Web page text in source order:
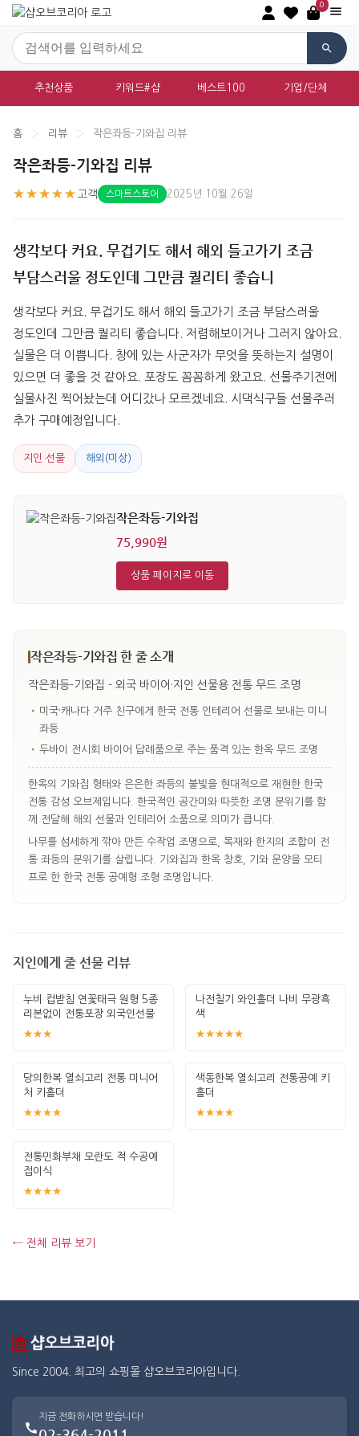
0
추천상품 키워드#샵 베스트100 기업/단체
홈 › 리뷰 › 작은좌등-기와집 리뷰
작은좌등-기와집 리뷰
★★★★★ 고객 스마트스토어 2025년 10월 26일
생각보다 커요. 무겁기도 해서 해외 들고가기 조금
부담스러울 정도인데 그만큼 퀄리티 좋습니
생각보다 커요. 무겁기도 해서 해외 들고가기 조금 부담스러울
정도인데 그만큼 퀄리티 좋습니다. 저렴해보이거나 그러지 않아요.
실물은 더 이쁩니다. 창에 있는 사군자가 무엇을 뜻하는지 설명이
있으면 더 좋을 것 같아요. 포장도 꼼꼼하게 왔고요. 선물주기전에
실물사진 찍어놨는데 어디갔나 모르겠네요. 시댁식구들 선물주러
추가 구매예정입니다.
지인 선물 해외(미상)
작은좌등-기와집
75,990원
상품 페이지로 이동
작은좌등-기와집 한 줄 소개
작은좌등-기와집 - 외국 바이어·지인 선물용 전통 무드 조명
• 미국·캐나다 거주 친구에게 한국 전통 인테리어 선물로 보내는 미니
좌등
• 두바이 전시회 바이어 답례품으로 주는 품격 있는 한옥 무드 조명
한옥의 기와집 형태와 은은한 좌등의 불빛을 현대적으로 재현한 한국
전통 감성 오브제입니다. 한국적인 공간미와 따뜻한 조명 분위기를 함
께 전달해 해외 선물과 인테리어 소품으로 의미가 큽니다.
나무를 섬세하게 깎아 만든 수작업 조명으로, 목재와 한지의 조합이 전
통 좌등의 분위기를 살립니다. 기와집과 한옥 창호, 기와 문양을 모티
프로 한 한국 전통 공예형 조형 조명입니다.
지인에게 줄 선물 리뷰
누비 컵받침 연꽃태극 원형 5종
리본없이 전통포장 외국인선물
한국기념
★★★
나전칠기 와인홀더 나비 무광흑
색
★★★★★
당의한복 열쇠고리 전통 미니어
처 키홀더
★★★★
색동한복 열쇠고리 전통공예 키
홀더
★★★★
전통민화부채 모란도 적 수공예
접이식
★★★★
← 전체 리뷰 보기
Since 2004. 최고의 쇼핑몰 샵오브코리아입니다.
지금 전화하시면 받습니다!